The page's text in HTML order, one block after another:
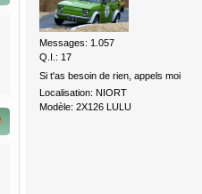
Messages: 1.057
Q.I.: 17
Si t'as besoin de rien, appels moi
Localisation: NIORT
Modèle: 2X126 LULU